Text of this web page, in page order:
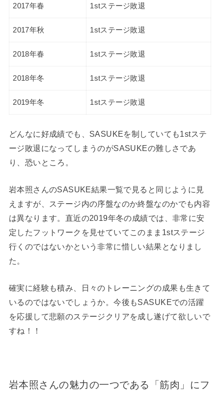
2017年春 1stステージ敗退
2017年秋 1stステージ敗退
2018年春 1stステージ敗退
2018年冬 1stステージ敗退
2019年冬 1stステージ敗退
どんなに好成績でも、SASUKEを制していても1stステ
ージ敗退になってしまうのがSASUKEの難しさであ
り、恐いところ。
岩本照さんのSASUKE結果一覧で見ると同じように見
えますが、ステージ内の序盤なのか終盤なのかでも内容
は異なります。直近の2019年冬の成績では、非常に安
定したフットワークを見せていてこのまま1stステージ
行くのではないかという非常に惜しい結果となりまし
た。
確実に経験も積み、日々のトレーニングの成果も生きて
いるのではないでしょうか。今後もSASUKEでの活躍
を応援して悲願のステージクリアを成し遂げて欲しいで
すね！！
岩本照さんの魅力の一つである「筋肉」にフ